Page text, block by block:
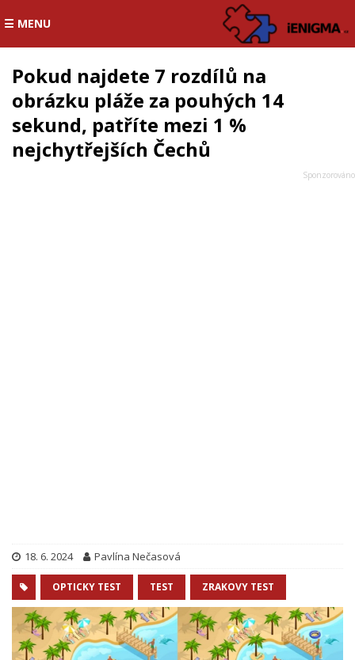
☰ MENU
Pokud najdete 7 rozdílů na
obrázku pláže za pouhých 14
sekund, patříte mezi 1 %
nejchytřejších Čechů
18. 6. 2024 Pavlína Nečasová
OPTICKY TEST TEST ZRAKOVY TEST